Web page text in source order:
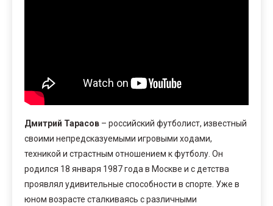
Дмитрий Тарасов – российский футболист, известный
своими непредсказуемыми игровыми ходами,
техникой и страстным отношением к футболу. Он
родился 18 января 1987 года в Москве и с детства
проявлял удивительные способности в спорте. Уже в
юном возрасте сталкиваясь с различными